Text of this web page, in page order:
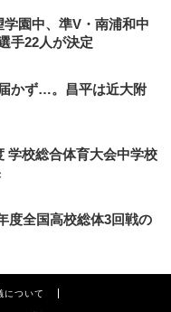
学園中、準V・南浦和中
手22人が決定
かず…。昌平は近大附
学校総合体育大会中学校
度全国高校総体3回戦の
について